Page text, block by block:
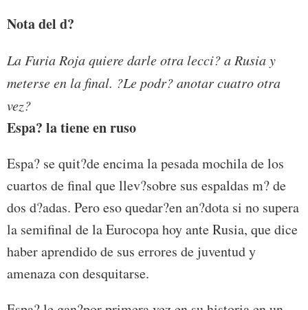
Nota del d?
La Furia Roja quiere darle otra lecci? a Rusia y
meterse en la final. ?Le podr? anotar cuatro otra
vez?
Espa? la tiene en ruso
Espa? se quit?de encima la pesada mochila de los
cuartos de final que llev?sobre sus espaldas m? de
dos d?adas. Pero eso quedar?en an?dota si no supera
la semifinal de la Eurocopa hoy ante Rusia, que dice
haber aprendido de sus errores de juventud y
amenaza con desquitarse.